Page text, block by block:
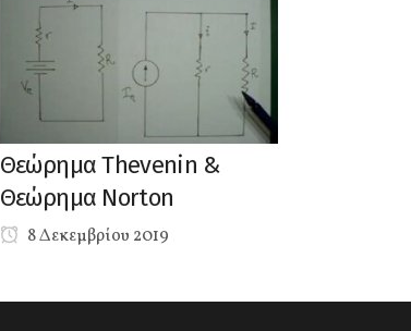
Θεώρημα Thevenin &
Θεώρημα Norton
8 Δεκεμβρίου 2019